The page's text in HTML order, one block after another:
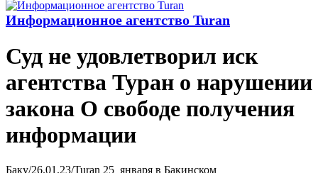
Информационное агентство Turan
Суд не удовлетворил иск
агентства Туран о нарушении
закона О свободе получения
информации
Баку/26.01.23/Turan 25 января в Бакинском